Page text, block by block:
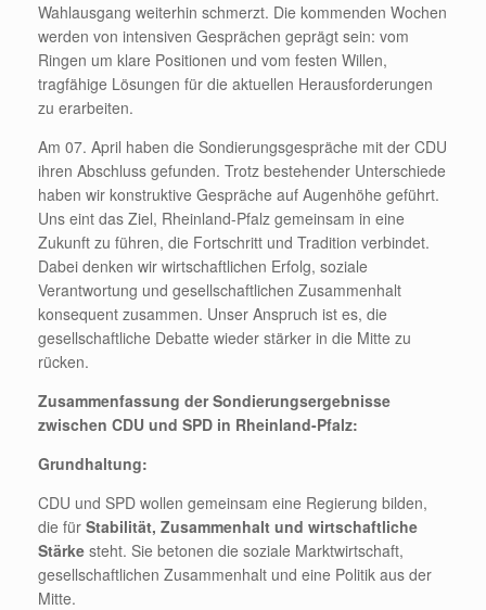
Wahlausgang weiterhin schmerzt. Die kommenden Wochen
werden von intensiven Gesprächen geprägt sein: vom
Ringen um klare Positionen und vom festen Willen,
tragfähige Lösungen für die aktuellen Herausforderungen
zu erarbeiten.
Am 07. April haben die Sondierungsgespräche mit der CDU
ihren Abschluss gefunden. Trotz bestehender Unterschiede
haben wir konstruktive Gespräche auf Augenhöhe geführt.
Uns eint das Ziel, Rheinland-Pfalz gemeinsam in eine
Zukunft zu führen, die Fortschritt und Tradition verbindet.
Dabei denken wir wirtschaftlichen Erfolg, soziale
Verantwortung und gesellschaftlichen Zusammenhalt
konsequent zusammen. Unser Anspruch ist es, die
gesellschaftliche Debatte wieder stärker in die Mitte zu
rücken.
Zusammenfassung der Sondierungsergebnisse
zwischen CDU und SPD in Rheinland-Pfalz:
Grundhaltung:
CDU und SPD wollen gemeinsam eine Regierung bilden,
die für Stabilität, Zusammenhalt und wirtschaftliche
Stärke steht. Sie betonen die soziale Marktwirtschaft,
gesellschaftlichen Zusammenhalt und eine Politik aus der
Mitte.